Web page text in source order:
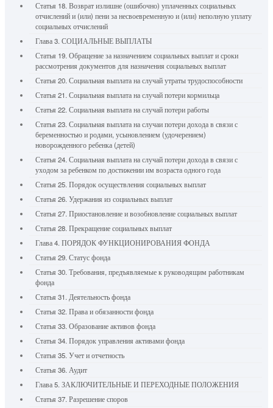
Статья 18. Возврат излишне (ошибочно) уплаченных социальных
отчислений и (или) пени за несвоевременную и (или) неполную уплату
социальных отчислений
Глава 3. СОЦИАЛЬНЫЕ ВЫПЛАТЫ
Статья 19. Обращение за назначением социальных выплат и сроки
рассмотрения документов для назначения социальных выплат
Статья 20. Социальная выплата на случай утраты трудоспособности
Статья 21. Социальная выплата на случай потери кормильца
Статья 22. Социальная выплата на случай потери работы
Статья 23. Социальная выплата на случаи потери дохода в связи с
беременностью и родами, усыновлением (удочерением)
новорожденного ребенка (детей)
Статья 24. Социальная выплата на случай потери дохода в связи с
уходом за ребенком по достижении им возраста одного года
Статья 25. Порядок осуществления социальных выплат
Статья 26. Удержания из социальных выплат
Статья 27. Приостановление и возобновление социальных выплат
Статья 28. Прекращение социальных выплат
Глава 4. ПОРЯДОК ФУНКЦИОНИРОВАНИЯ ФОНДА
Статья 29. Статус фонда
Статья 30. Требования, предъявляемые к руководящим работникам
фонда
Статья 31. Деятельность фонда
Статья 32. Права и обязанности фонда
Статья 33. Образование активов фонда
Статья 34. Порядок управления активами фонда
Статья 35. Учет и отчетность
Статья 36. Аудит
Глава 5. ЗАКЛЮЧИТЕЛЬНЫЕ И ПЕРЕХОДНЫЕ ПОЛОЖЕНИЯ
Статья 37. Разрешение споров